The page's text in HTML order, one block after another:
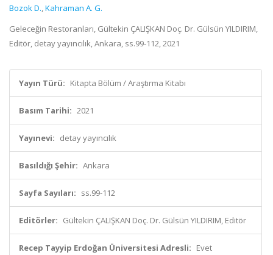
Bozok D.,Kahraman A. G.
Geleceğin Restoranları, Gültekin ÇALIŞKAN Doç. Dr. Gülsün YILDIRIM,
Editör, detay yayıncılık, Ankara, ss.99-112, 2021
Yayın Türü: Kitapta Bölüm / Araştırma Kitabı
Basım Tarihi: 2021
Yayınevi: detay yayıncılık
Basıldığı Şehir: Ankara
Sayfa Sayıları: ss.99-112
Editörler: Gültekin ÇALIŞKAN Doç. Dr. Gülsün YILDIRIM, Editör
Recep Tayyip Erdoğan Üniversitesi Adresli: Evet